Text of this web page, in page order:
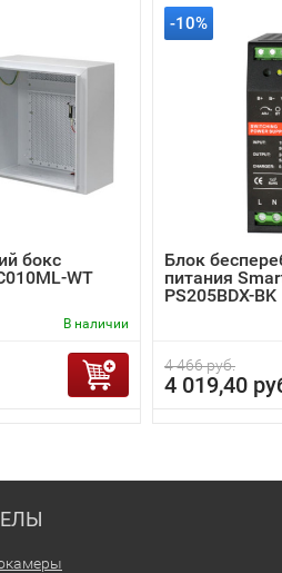
бокс
WT
В наличии
-10%
Блок
питания
PS205BDX-BK
4 466 руб.
4 019,40